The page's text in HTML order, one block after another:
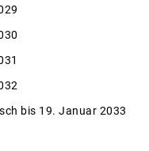
bis 19. Januar 2033